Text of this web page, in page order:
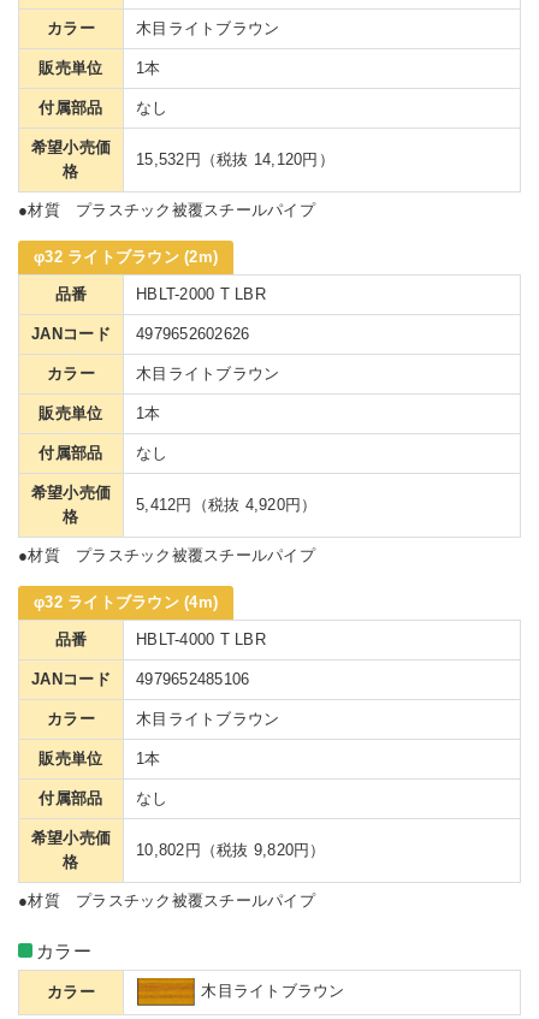
カラー 木目ライトブラウン
販売単位 1本
付属部品 なし
希望小売価
格
15,532円（税抜 14,120円）
●材質 プラスチック被覆スチールパイプ
φ32 ライトブラウン (2m)
品番 HBLT-2000 T LBR
JANコード 4979652602626
カラー 木目ライトブラウン
販売単位 1本
付属部品 なし
希望小売価
格
5,412円（税抜 4,920円）
●材質 プラスチック被覆スチールパイプ
φ32 ライトブラウン (4m)
品番 HBLT-4000 T LBR
JANコード 4979652485106
カラー 木目ライトブラウン
販売単位 1本
付属部品 なし
希望小売価
格
10,802円（税抜 9,820円）
●材質 プラスチック被覆スチールパイプ
カラー
カラー 木目ライトブラウン